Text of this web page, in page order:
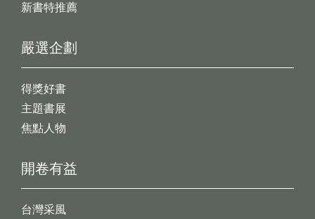
新書特推薦
開卷有益
台灣采風
嚴選企劃
得獎好書
主題書展
焦點人物